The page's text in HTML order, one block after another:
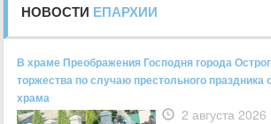
НОВОСТИ ЕПАРХИИ
В храме Преображения Господня города
торжества по случаю престольного праздника
храма
2 августа 2026